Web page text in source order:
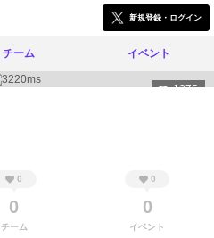
新規登録・ログイン
チーム イベント
1375
0
0
チーム
0
0
イベント